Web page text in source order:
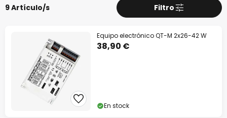
9 Artículo/s Filtro
Equipo electrónico QT-M 2x26-42 W
38,90 €
En stock